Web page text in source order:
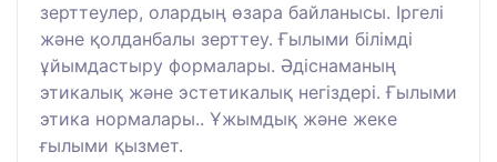
зерттеулер, олардың өзара байланысы. Іргелі
және қолданбалы зерттеу. Ғылыми білімді
ұйымдастыру формалары. Әдіснаманың
этикалық және эстетикалық негіздері. Ғылыми
этика нормалары.. Ұжымдық және жеке
ғылыми қызмет.